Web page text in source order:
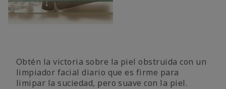
Obtén la victoria sobre la piel obstruida con un
limpiador facial diario que es firme para
limipar la suciedad, pero suave con la piel.